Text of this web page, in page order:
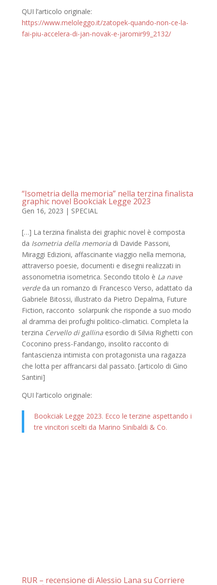
QUI l’articolo originale:
https://www.meloleggo.it/zatopek-quando-non-ce-la-
fai-piu-accelera-di-jan-novak-e-jaromir99_2132/
“Isometria della memoria” nella terzina finalista
graphic novel Bookciak Legge 2023
Gen 16, 2023 | SPECIAL
[…] La terzina finalista dei graphic novel è composta
da Isometria della memoriadi Davide Passoni,
Miraggi Edizioni, affascinante viaggio nella memoria,
attraverso poesie, documenti e disegni realizzati in
assonometria isometrica. Secondo titolo è La nave
verdeda un romanzo di Francesco Verso, adattato da
Gabriele Bitossi, illustrato da Pietro Depalma, Future
Fiction, racconto solarpunk che risponde a suo modo
al dramma dei profughi politico-climatici. Completa la
terzina Cervello di gallinaesordio di Silvia Righetti con
Coconino press-Fandango, insolito racconto di
fantascienza intimista con protagonista una ragazza
che lotta per affrancarsi dal passato. [articolo di Gino
Santini]
QUI l’articolo originale:
Bookciak Legge 2023. Ecco le terzine aspettando i
tre vincitori scelti da Marino Sinibaldi & Co.
RUR – recensione di Alessio Lana su Corriere